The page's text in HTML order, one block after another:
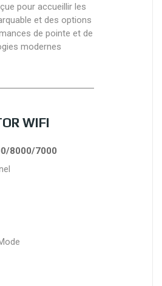
pour accueillir les
et des options
de pointe et de
modernes
WIFI
8000/7000